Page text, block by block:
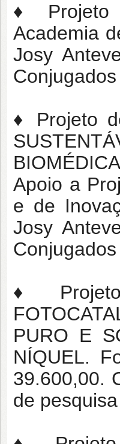
♦ Projeto
Academia
Josy
♦ Projeto
Apoio a
e de
Josy
♦ Projeto
PURO E
NÍQUEL.
39.600,00.
de